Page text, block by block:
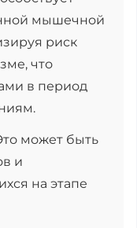
мышечной
риск
что
в период
может быть
и
на этапе